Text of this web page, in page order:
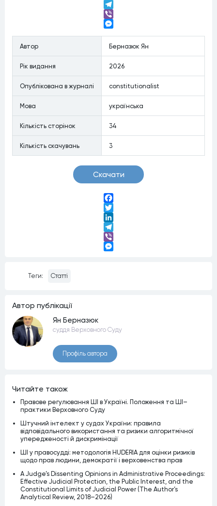
LinkedIn
Telegram
Viber
Автор
Берназюк Ян
Рiк видання 2026
Опублiкована в журналi constitutionalist
Мова українська
Кiлькiсть сторiнок 34
Кiлькiсть скачувань 3
Скачати
Facebook
Twitter
LinkedIn
Telegram
Viber
Теги: Статті
Автор публiкацiї
Ян Берназюк
суддя Верховного Суду
Профiль автора
Читайте також
Правове регулювання ШІ в Україні. Положення та ШІ–
практики Верховного Суду
Штучний інтелект у судах України: правила
відповідального використання та ризики алгоритмічної
упередженості й дискримінації
ШІ у правосудді: методологія HUDERIA для оцінки ризиків
щодо прав людини, демократії і верховенства прав
A Judge’s Dissenting Opinions in Administrative Proceedings:
Effective Judicial Protection, the Public Interest, and the
Constitutional Limits of Judicial Power (The Author’s
Analytical Review, 2018–2026)